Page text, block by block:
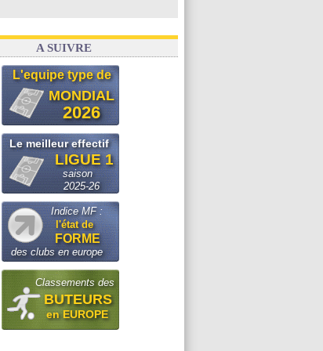
A SUIVRE
L'equipe type de
MONDIAL
2026
Le meilleur effectif
LIGUE 1
saison
2025-26
Indice MF :
l'état de
FORME
des clubs en europe
Classements des
BUTEURS
en EUROPE